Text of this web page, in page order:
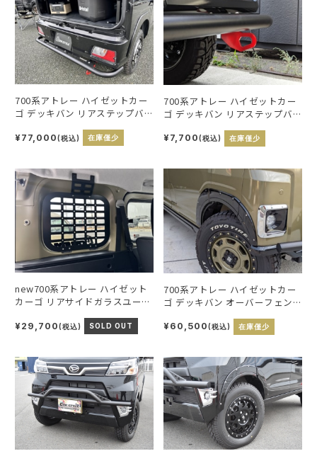
700系アトレー ハイゼットカー
ゴ デッキバン リアステップバ
¥77,000(税込) 在庫僅少
700系アトレー ハイゼットカー
ゴ デッキバン リアステップバ
¥7,700(税込) 在庫僅少
new700系アトレー ハイゼット
カーゴ リアサイドガラスユーテ
¥29,700(税込) SOLD OUT
700系アトレー ハイゼットカー
ゴ デッキバン オーバーフェン
¥60,500(税込) 在庫僅少